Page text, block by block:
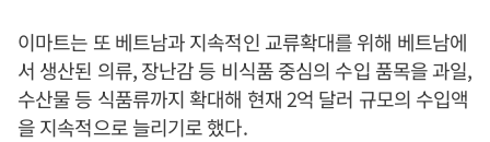
이마트는 또 베트남과 지속적인 교류확대를 위해 베트남에
서 생산된 의류, 장난감 등 비식품 중심의 수입 품목을 과일,
수산물 등 식품류까지 확대해 현재 2억 달러 규모의 수입액
을 지속적으로 늘리기로 했다.